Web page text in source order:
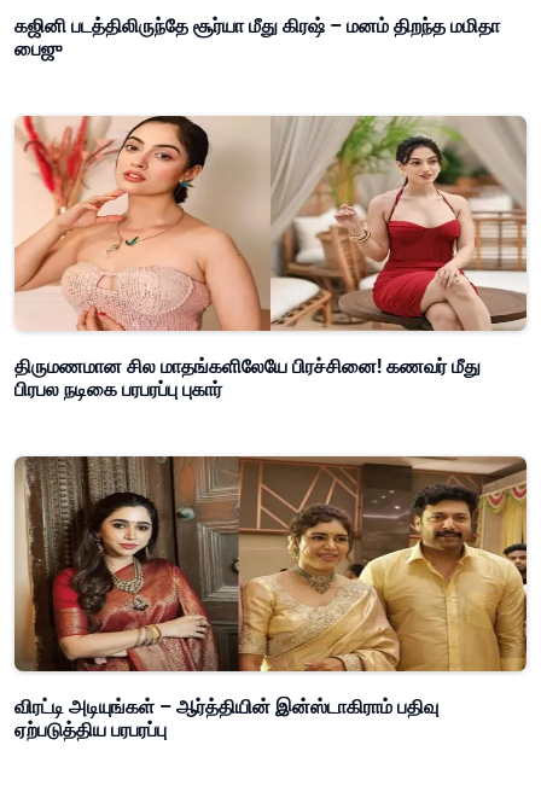
கஜினி படத்திலிருந்தே சூர்யா மீது கிரஷ் – மனம் திறந்த மமிதா
பைஜு
திருமணமான சில மாதங்களிலேயே பிரச்சினை! கணவர் மீது
பிரபல நடிகை பரபரப்பு புகார்
விரட்டி அடியுங்கள் – ஆர்த்தியின் இன்ஸ்டாகிராம் பதிவு
ஏற்படுத்திய பரபரப்பு